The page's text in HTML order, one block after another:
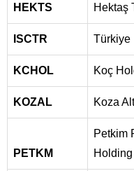
HEKTS Hektaş
ISCTR Türkiye
KCHOL Koç
KOZAL Koza
PETKM
Petkim
Holding